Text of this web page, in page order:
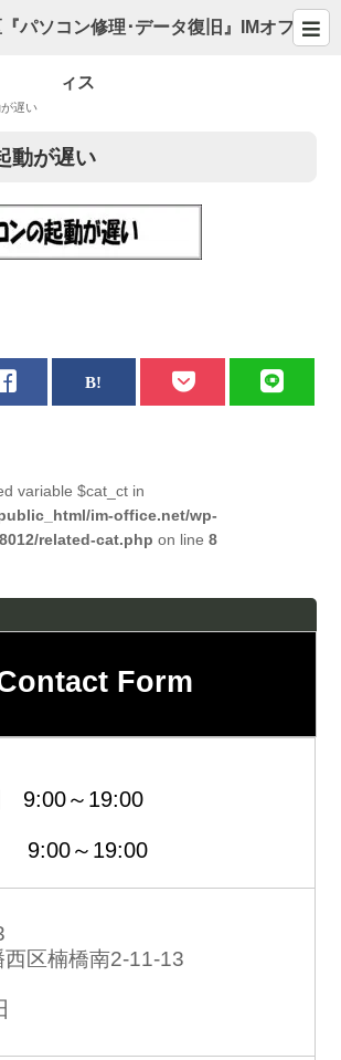
パソコン修理･データ復旧』IMオフ
ィス
遅い
動が遅い
variable $cat_ct in
im-office.net/wp-
related-cat.php on line8
Form
9:00～19:00
9:00～19:00
区楠橋南2-11-13